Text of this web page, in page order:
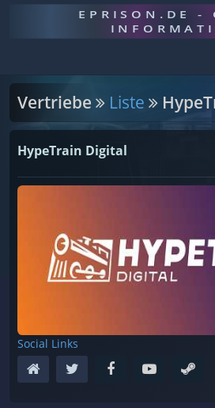
EPRISON.DE -
Vertriebe Liste
HypeTrain Digital
Social Links